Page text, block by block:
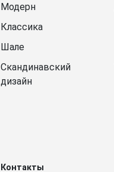
Модерн
Классика
Шале
Скандинавский
дизайн
Контакты